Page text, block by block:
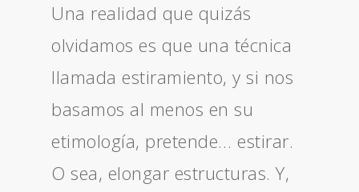
Una realidad que quizás
olvidamos es que una técnica
llamada estiramiento, y si nos
basamos al menos en su
etimología, pretende… estirar.
O sea, elongar estructuras. Y,